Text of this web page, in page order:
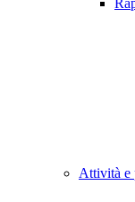
Attività e